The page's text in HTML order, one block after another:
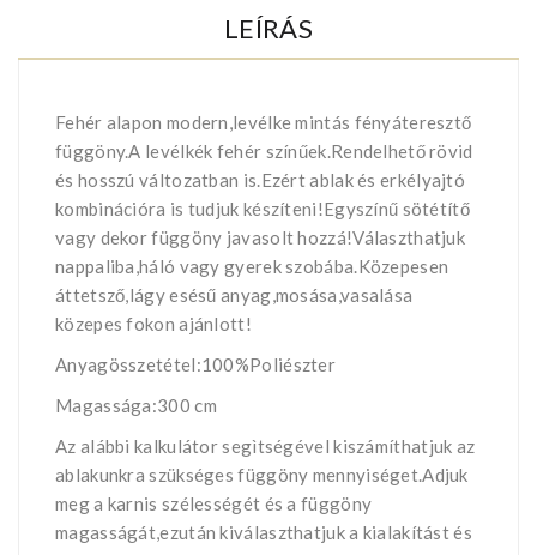
LEÍRÁS
Fehér alapon modern,levélke mintás fényáteresztő
függöny.A levélkék fehér színűek.Rendelhető rövid
és hosszú változatban is.Ezért ablak és erkélyajtó
kombinációra is tudjuk készíteni!Egyszínű sötétítő
vagy dekor függöny javasolt hozzá!Választhatjuk
nappaliba,háló vagy gyerek szobába.Közepesen
áttetsző,lágy esésű anyag,mosása,vasalása
közepes fokon ajánlott!
Anyagösszetétel:100%Poliészter
Magassága:300 cm
Az alábbi kalkulátor segìtségével kiszámíthatjuk az
ablakunkra szükséges függöny mennyiséget.Adjuk
meg a karnis szélességét és a függöny
magasságát,ezután kiválaszthatjuk a kialakítást és